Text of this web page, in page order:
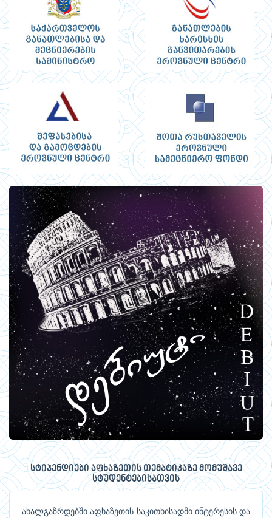
სტიპენდიები აფხაზეთის თემატიკაზე მომუშავე
სტუდენტებისათვის
ახალგაზრდებში აფხაზეთის საკითხისადმი ინტერესის და